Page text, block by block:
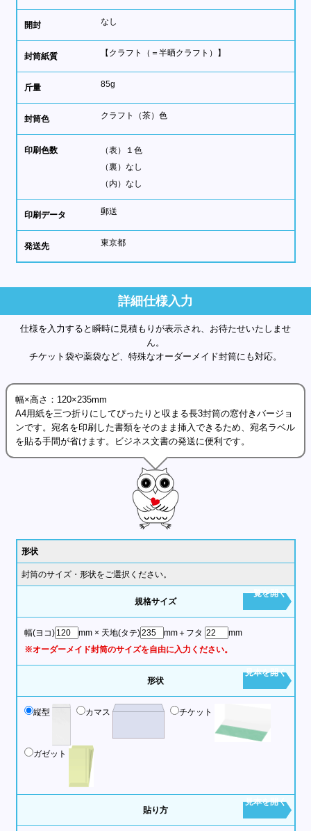
開封 なし
封筒紙質 【クラフト（＝半晒クラフト）】
斤量 85g
封筒色 クラフト（茶）色
印刷色数 （表）
１色
（裏） なし
（内） なし
印刷データ 郵送
発送先 東京都
詳細仕様入力
仕様を入力すると瞬時に見積もりが表示され、お待たせいたしませ
ん。
チケット袋や薬袋など、特殊なオーダーメイド封筒にも対応。
幅×高さ：120×235mm
A4用紙を三つ折りにしてぴったりと収まる長3封筒の窓付きバージョ
ンです。宛名を印刷した書類をそのまま挿入できるため、宛名ラベル
を貼る手間が省けます。ビジネス文書の発送に便利です。
形状
封筒のサイズ・形状をご選択ください。
規格サイズ
一覧を開く
幅(ヨコ) mm× 天地(タテ) mm＋フタ
mm
※オーダーメイド封筒のサイズを自由に入力ください。
形状
見本を開く
縦型 カマス チケット
ガゼット
貼り方
見本を開く